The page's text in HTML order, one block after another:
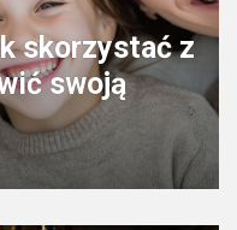
z
swoją